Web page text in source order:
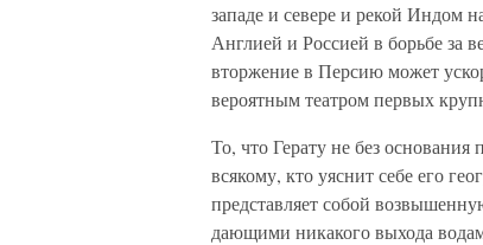
западе и севере и рекой Индом
Англией и Россией в борьбе за
вторжение в Персию может
вероятным театром первых
То, что Герату не без
всякому, кто уяснит себе его
представляет собой
дающими никакого выхода